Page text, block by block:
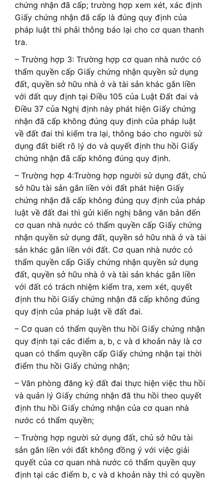
chứng nhận đã cấp; trường hợp xem xét, xác định
Giấy chứng nhận đã cấp là đúng quy định của
pháp luật thì phải thông báo lại cho cơ quan thanh
tra.
– Trường hợp 3: Trường hợp cơ quan nhà nước có
thẩm quyền cấp Giấy chứng nhận quyền sử dụng
đất, quyền sở hữu nhà ở và tài sản khác gắn liền
với đất quy định tại Điều 105 của Luật Đất đai và
Điều 37 của Nghị định này phát hiện Giấy chứng
nhận đã cấp không đúng quy định của pháp luật
về đất đai thì kiểm tra lại, thông báo cho người sử
dụng đất biết rõ lý do và quyết định thu hồi Giấy
chứng nhận đã cấp không đúng quy định.
– Trường hợp 4:Trường hợp người sử dụng đất, chủ
sở hữu tài sản gắn liền với đất phát hiện Giấy
chứng nhận đã cấp không đúng quy định của pháp
luật về đất đai thì gửi kiến nghị bằng văn bản đến
cơ quan nhà nước có thẩm quyền cấp Giấy chứng
nhận quyền sử dụng đất, quyền sở hữu nhà ở và tài
sản khác gắn liền với đất. Cơ quan nhà nước có
thẩm quyền cấp Giấy chứng nhận quyền sử dụng
đất, quyền sở hữu nhà ở và tài sản khác gắn liền
với đất có trách nhiệm kiểm tra, xem xét, quyết
định thu hồi Giấy chứng nhận đã cấp không đúng
quy định của pháp luật về đất đai.
– Cơ quan có thẩm quyền thu hồi Giấy chứng nhận
quy định tại các điểm a, b, c và d khoản này là cơ
quan có thẩm quyền cấp Giấy chứng nhận tại thời
điểm thu hồi Giấy chứng nhận;
– Văn phòng đăng ký đất đai thực hiện việc thu hồi
và quản lý Giấy chứng nhận đã thu hồi theo quyết
định thu hồi Giấy chứng nhận của cơ quan nhà
nước có thẩm quyền;
– Trường hợp người sử dụng đất, chủ sở hữu tài
sản gắn liền với đất không đồng ý với việc giải
quyết của cơ quan nhà nước có thẩm quyền quy
định tại các điểm b, c và d khoản này thì có quyền